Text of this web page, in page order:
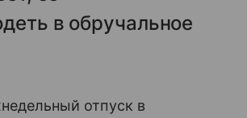
в обручальное
отпуск в